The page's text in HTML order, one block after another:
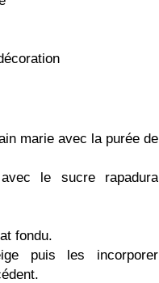
marie avec la purée de
le sucre rapadura
fondu.
puis les incorporer